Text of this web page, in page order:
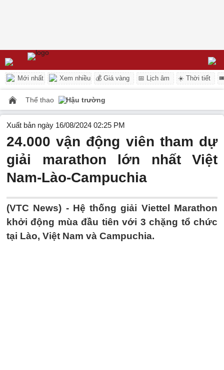
Mới nhất Xem nhiều 💰 Giá vàng 📅 Lịch âm ☀️ Thời tiết
Thể thao Hậu trường
Xuất bản ngày 16/08/2024 02:25 PM
24.000 vận động viên tham dự
giải marathon lớn nhất Việt
Nam-Lào-Campuchia
(VTC News) - Hệ thống giải Viettel Marathon
khởi động mùa đầu tiên với 3 chặng tổ chức
tại Lào, Việt Nam và Campuchia.